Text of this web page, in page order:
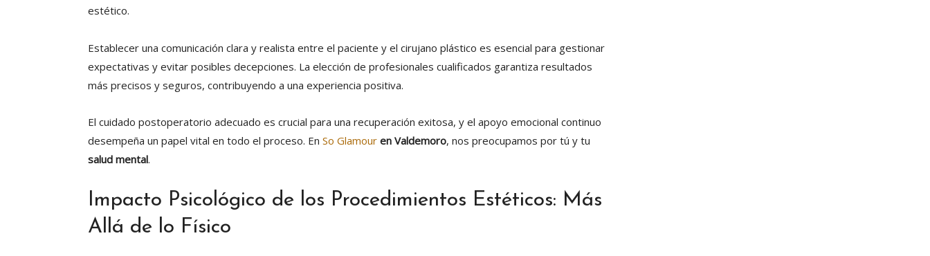
estético.
Establecer una comunicación clara y realista entre el paciente y el cirujano plástico es esencial para gestionar
expectativas y evitar posibles decepciones. La elección de profesionales cualificados garantiza resultados
más precisos y seguros, contribuyendo a una experiencia positiva.
El cuidado postoperatorio adecuado es crucial para una recuperación exitosa, y el apoyo emocional continuo
desempeña un papel vital en todo el proceso. En So Glamour en Valdemoro, nos preocupamos por tú y tu
salud mental.
Impacto Psicológico de los Procedimientos Estéticos: Más
Allá de lo Físico